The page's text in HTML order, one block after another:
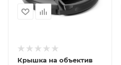
Крышка на объектив